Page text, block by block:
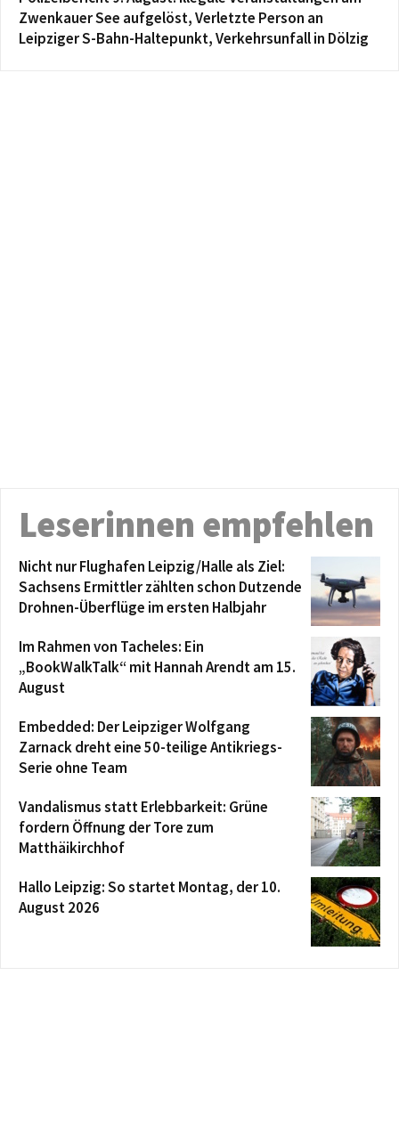
Zwenkauer See aufgelöst, Verletzte Person an
Leipziger S-Bahn-Haltepunkt, Verkehrsunfall in Dölzig
Leserinnen empfehlen
Nicht nur Flughafen Leipzig/Halle als Ziel:
Sachsens Ermittler zählten schon Dutzende
Drohnen-Überflüge im ersten Halbjahr
Im Rahmen von Tacheles: Ein
„BookWalkTalk“ mit Hannah Arendt am 15.
August
Embedded: Der Leipziger Wolfgang
Zarnack dreht eine 50-teilige Antikriegs-
Serie ohne Team
Vandalismus statt Erlebbarkeit: Grüne
fordern Öffnung der Tore zum
Matthäikirchhof
Hallo Leipzig: So startet Montag, der 10.
August 2026